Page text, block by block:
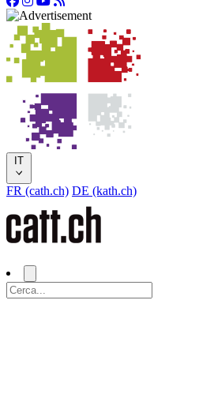
IT
FR (cath.ch) DE (kath.ch)